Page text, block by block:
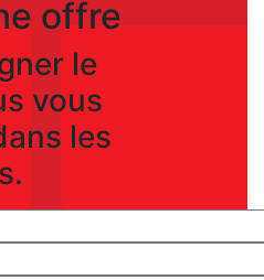
offre
le
vous
les